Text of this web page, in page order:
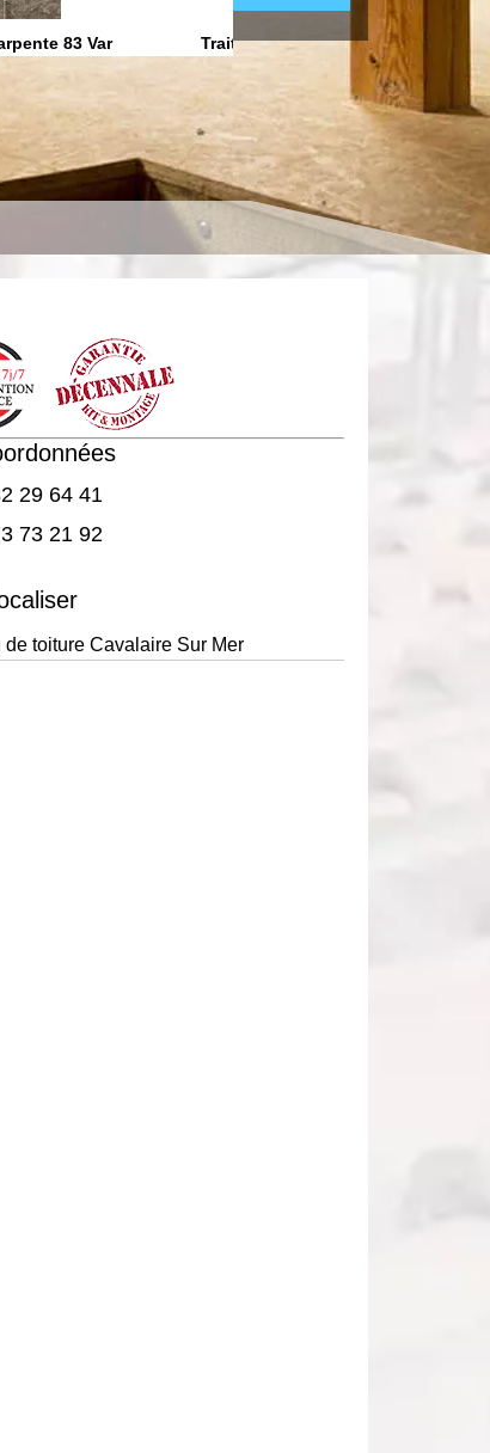
83 Var Traitement anti Humidite 83 Var
29 64 41
73 21 92
de toiture Cavalaire Sur Mer